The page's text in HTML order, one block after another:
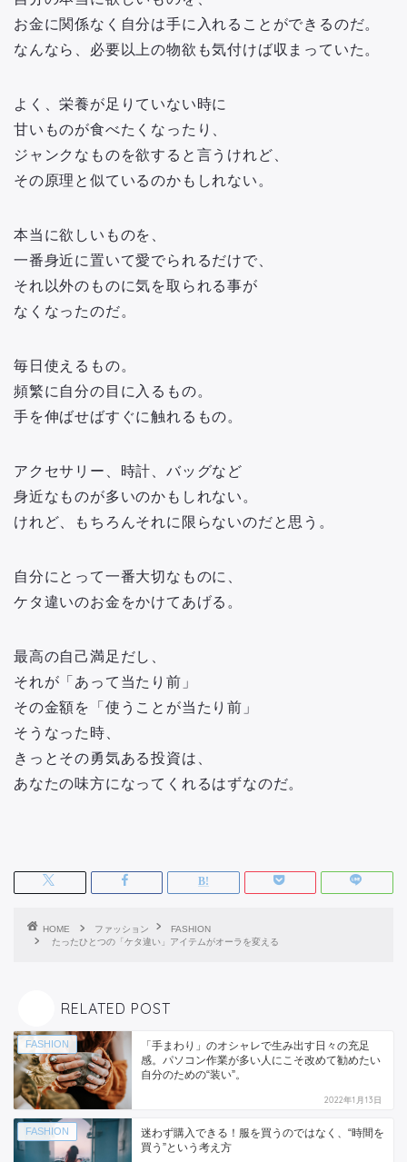
お金に関係なく自分は手に入れることができるのだ。
なんなら、必要以上の物欲も気付けば収まっていた。
よく、栄養が足りていない時に
甘いものが食べたくなったり、
ジャンクなものを欲すると言うけれど、
その原理と似ているのかもしれない。
本当に欲しいものを、
一番身近に置いて愛でられるだけで、
それ以外のものに気を取られる事が
なくなったのだ。
毎日使えるもの。
頻繁に自分の目に入るもの。
手を伸ばせばすぐに触れるもの。
アクセサリー、時計、バッグなど
身近なものが多いのかもしれない。
けれど、もちろんそれに限らないのだと思う。
自分にとって一番大切なものに、
ケタ違いのお金をかけてあげる。
最高の自己満足だし、
それが「あって当たり前」
その金額を「使うことが当たり前」
そうなった時、
きっとその勇気ある投資は、
あなたの味方になってくれるはずなのだ。
HOME ファッション
FASHION
たったひとつの「ケタ違い」アイテムがオーラを変える
RELATED POST
FASHION
「手まわり」のオシャレで生み出す日々の充足
感。パソコン作業が多い人にこそ改めて勧めたい
自分のための“装い”。
2022年1月13日
FASHION
迷わず購入できる！服を買うのではなく、“時間を
買う”という考え方